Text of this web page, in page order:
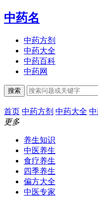
中药名
中药方剂
中药大全
中药百科
中药网
搜索
首页 中药方剂 中药大全
更多
养生知识
中医养生
食疗养生
四季养生
偏方大全
中医专家